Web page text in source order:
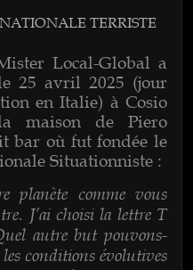
TERRISTE
Local-Global a
25 avril 2025 (jour
en Italie) à Cosio
maison de Piero
bar où fut fondée le
Situationniste :
planète comme vous
J’ai choisi la lettre T
autre but pouvons-
conditions évolutives